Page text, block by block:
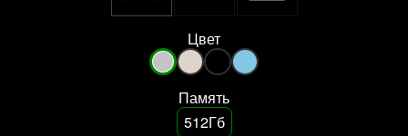
Цвет
Память
512Гб